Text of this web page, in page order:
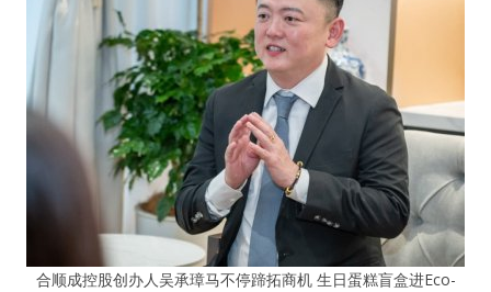
合顺成控股创办人吴承璋马不停蹄拓商机 生日蛋糕盲盒进Eco-